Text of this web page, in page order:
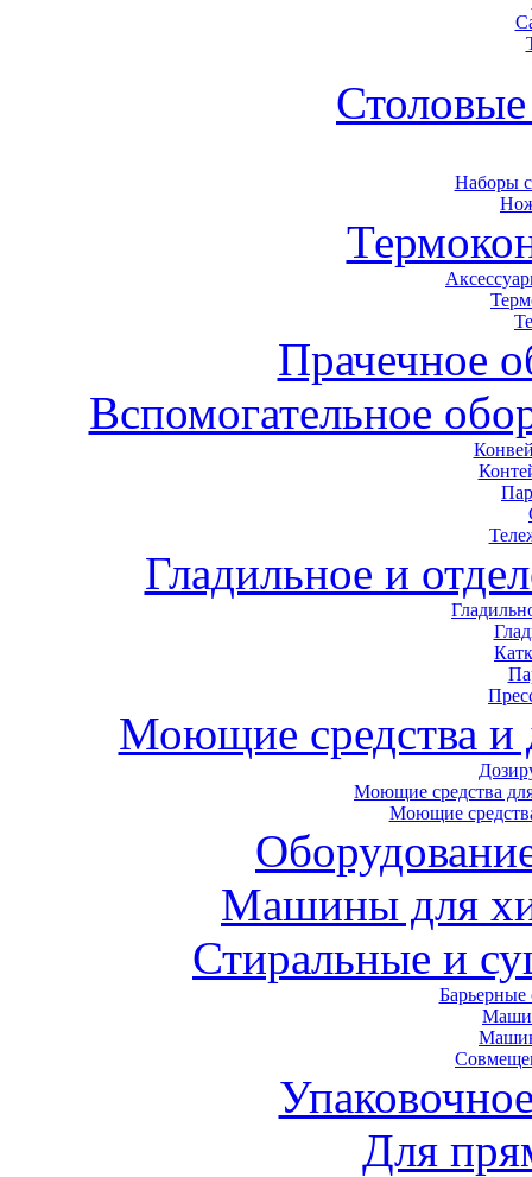
Наборы
Прачечное
Вспомогательное
Гладильное и
Моющие средства
Моющие средства
Моющие
Машины для
Стиральные и
Для